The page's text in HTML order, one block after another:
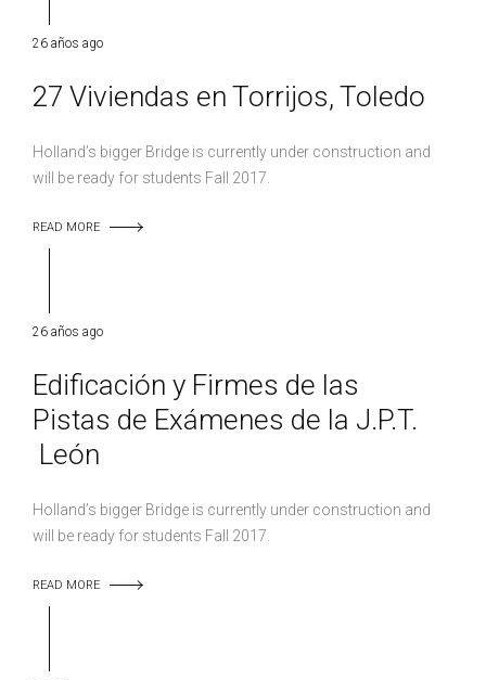
26 años ago
27 Viviendas en Torrijos, Toledo
Holland’s bigger Bridge is currently under construction and
will be ready for students Fall 2017.
READ MORE
26 años ago
Edificación y Firmes de las
Pistas de Exámenes de la J.P.T.
León
Holland’s bigger Bridge is currently under construction and
will be ready for students Fall 2017.
READ MORE